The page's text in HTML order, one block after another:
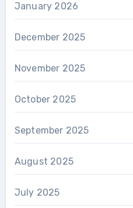
January 2026
December 2025
November 2025
October 2025
September 2025
August 2025
July 2025